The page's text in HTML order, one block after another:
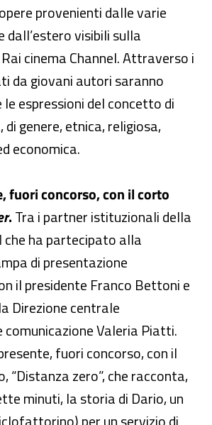
provenienti dalle varie
dall’estero visibili sulla
cinema Channel. Attraverso i
da giovani autori saranno
espressioni del concetto di
genere, etnica, religiosa,
economica.
fuori concorso, con il corto
.Tra i partner istituzionali della
che ha partecipato alla
di presentazione
il presidente Franco Bettoni e
Direzione centrale
comunicazione Valeria Piatti.
fuori concorso, con il
“Distanza zero”, che racconta,
minuti, la storia di Dario, un